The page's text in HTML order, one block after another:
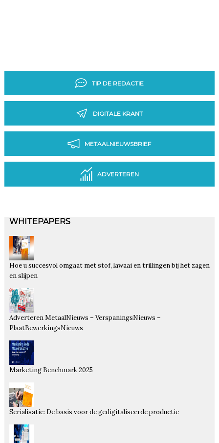
TIP DE REDACTIE
DIGITALE KRANT
METAALNIEUWSBRIEF
ADVERTEREN
WHITEPAPERS
Hoe u succesvol omgaat met stof, lawaai en trillingen bij het zagen
en slijpen
Adverteren MetaalNieuws – VerspaningsNieuws –
PlaatBewerkingsNieuws
Marketing Benchmark 2025
Serialisatie: De basis voor de gedigitaliseerde productie